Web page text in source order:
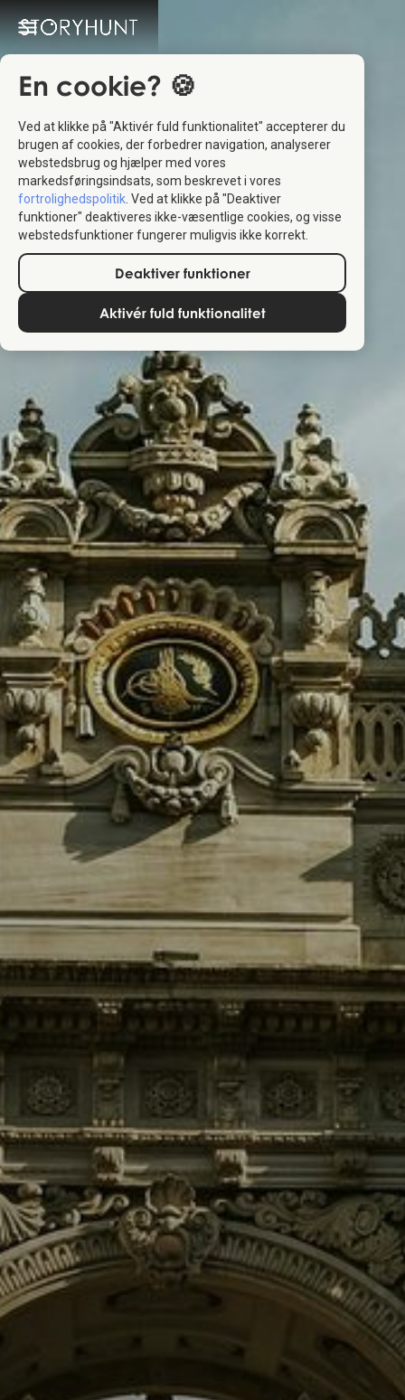
En cookie? 🍪
Ved at klikke på "Aktivér fuld funktionalitet" accepterer du
brugen af cookies, der forbedrer navigation, analyserer
webstedsbrug og hjælper med vores
markedsføringsindsats, som beskrevet i vores
fortrolighedspolitik . Ved at klikke på "Deaktiver
funktioner" deaktiveres ikke-væsentlige cookies, og visse
webstedsfunktioner fungerer muligvis ikke korrekt.
Deaktiver funktioner
Aktivér fuld funktionalitet